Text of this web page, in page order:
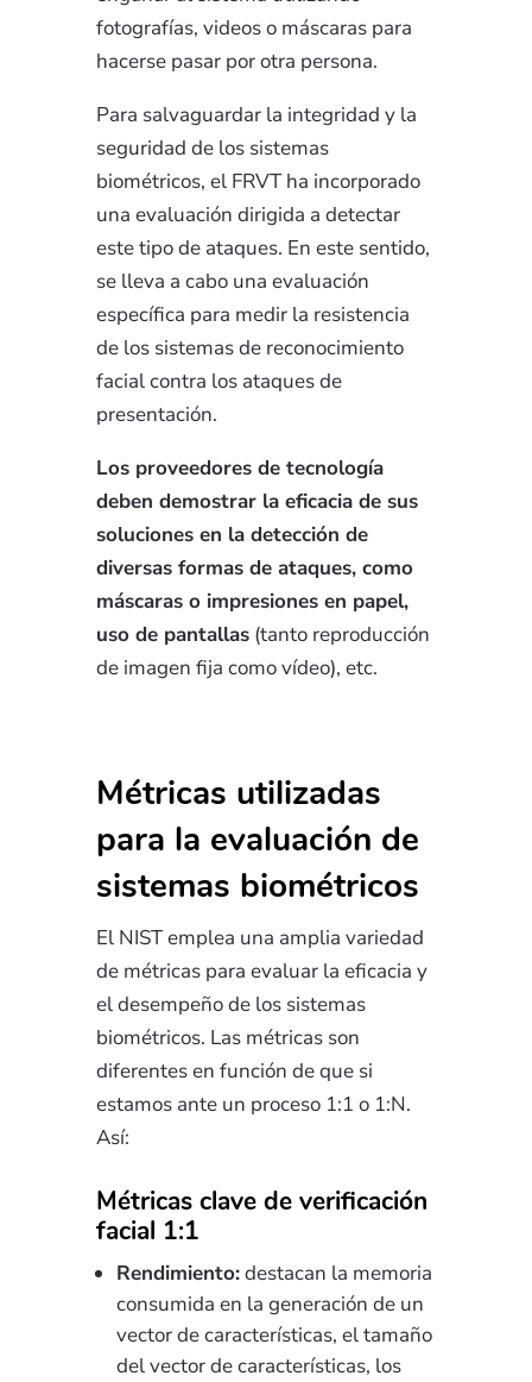
fotografías, videos o máscaras para
hacerse pasar por otra persona.
Para salvaguardar la integridad y la
seguridad de los sistemas
biométricos, el FRVT ha incorporado
una evaluación dirigida a detectar
este tipo de ataques. En este sentido,
se lleva a cabo una evaluación
específica para medir la resistencia
de los sistemas de reconocimiento
facial contra los ataques de
presentación.
Los proveedores de tecnología
deben demostrar la eficacia de sus
soluciones en la detección de
diversas formas de ataques, como
máscaras o impresiones en papel,
uso de pantallas(tanto reproducción
de imagen fija como vídeo), etc.
Métricas utilizadas
para la evaluación de
sistemas biométricos
El NIST emplea una amplia variedad
de métricas para evaluar la eficacia y
el desempeño de los sistemas
biométricos. Las métricas son
diferentes en función de que si
estamos ante un proceso 1:1 o 1:N.
Así:
Métricas clave de verificación
facial 1:1
Rendimiento:destacan la memoria
consumida en la generación de un
vector de características, el tamaño
del vector de características, los